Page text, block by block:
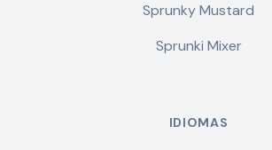
Sprunky Mustard
Sprunki Mixer
IDIOMAS